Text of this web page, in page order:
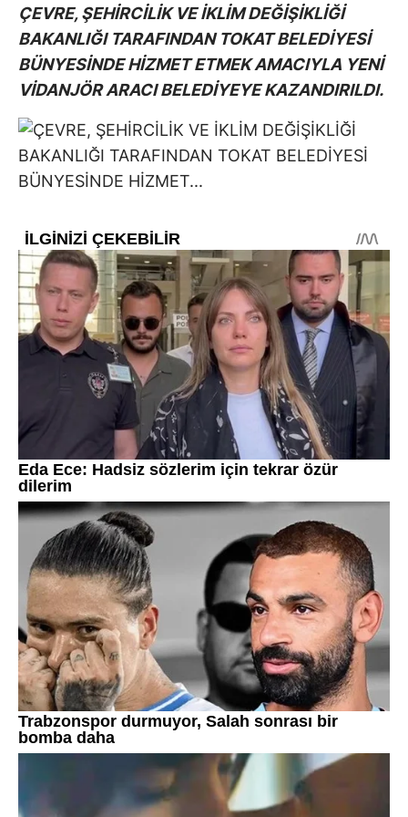
ÇEVRE, ŞEHİRCİLİK VE İKLİM DEĞİŞİKLİĞİ
BAKANLIĞI TARAFINDAN TOKAT BELEDİYESİ
BÜNYESİNDE HİZMET ETMEK AMACIYLA YENİ
VİDANJÖR ARACI BELEDİYEYE KAZANDIRILDI.